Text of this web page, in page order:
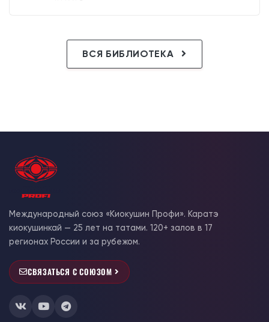
ВСЯ БИБЛИОТЕКА
Международный союз «Киокушин Профи». Каратэ
киокушинкай — 25 лет на татами. 120+ залов в 17
регионах России и за рубежом.
СВЯЗАТЬСЯ С СОЮЗОМ